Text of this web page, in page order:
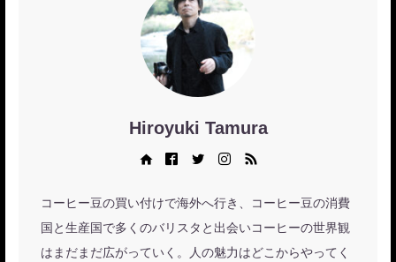
Hiroyuki Tamura
Instagram RSS
コーヒー豆の買い付けで海外へ行き、コーヒー豆の消費
国と生産国で多くのバリスタと出会いコーヒーの世界観
はまだまだ広がっていく。人の魅力はどこからやってく